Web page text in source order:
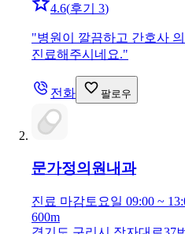
4.6(후기 3)
"병원이 깔끔하고 간호사
진료해주시네요."
전화 팔로우
문가정의원 내과
진료 마감토요일 09:00 ~
600m